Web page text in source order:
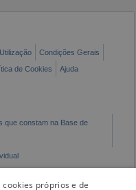
Condições Gerais
de Cookies Ajuda
que constam na Base de
próprios e de